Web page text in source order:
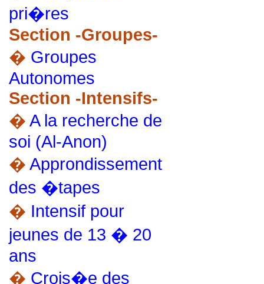
pri�res
Section -Groupes-
� Groupes
Autonomes
Section -Intensifs-
� A la recherche de
soi (Al-Anon)
� Approndissement
des �tapes
� Intensif pour
jeunes de 13 � 20
ans
� Crois�e des